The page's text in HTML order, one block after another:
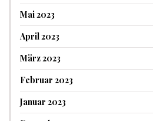
Mai 2023
April 2023
März 2023
Februar 2023
Januar 2023